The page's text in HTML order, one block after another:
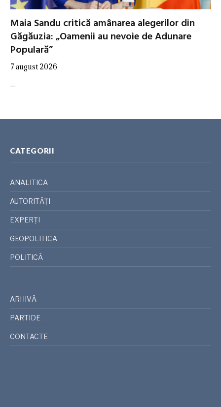
Maia Sandu critică amânarea alegerilor din
Găgăuzia: „Oamenii au nevoie de Adunare
Populară”
7 august 2026
…
CATEGORII
ANALITICA
AUTORITĂȚI
EXPERȚI
GEOPOLITICA
POLITICĂ
ARHIVĂ
PARTIDE
CONTACTE